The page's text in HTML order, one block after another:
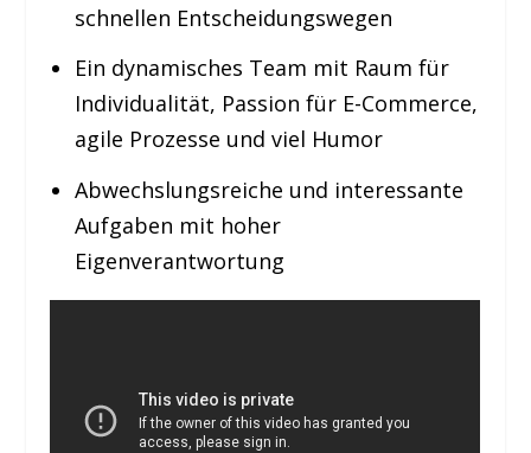
schnellen Entscheidungswegen
Ein dynamisches Team mit Raum für
Individualität, Passion für E-Commerce,
agile Prozesse und viel Humor
Abwechslungsreiche und interessante
Aufgaben mit hoher
Eigenverantwortung